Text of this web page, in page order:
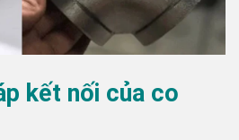
kết nối của co